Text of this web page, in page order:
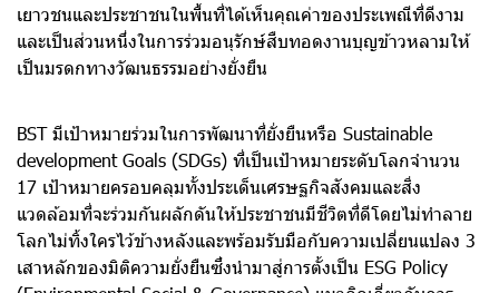
เยาวชนและประชาชนในพื้นที่ได้เห็นคุณค่าของประเพณีที่ดีงาม
และเป็นส่วนหนึ่งในการร่วมอนุรักษ์สืบทอดงานบุญข้าวหลามให้
เป็นมรดกทางวัฒนธรรมอย่างยั่งยืน
BST มีเป้าหมายร่วมในการพัฒนาที่ยั่งยืนหรือ Sustainable
development Goals (SDGs) ที่เป็นเป้าหมายระดับโลกจำนวน
17 เป้าหมายครอบคลุมทั้งประเด็นเศรษฐกิจสังคมและสิ่ง
แวดล้อมที่จะร่วมกันผลักดันให้ประชาชนมีชีวิตที่ดีโดยไม่ทำลาย
โลกไม่ทิ้งใครไว้ข้างหลังและพร้อมรับมือกับความเปลี่ยนแปลง 3
เสาหลักของมิติความยั่งยืนซึ่งนำมาสู่การตั้งเป็น ESG Policy